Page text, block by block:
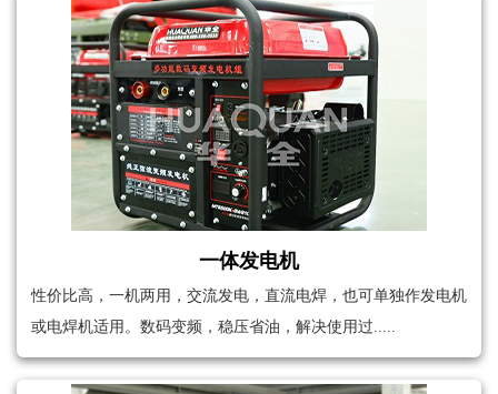
一体发电机
性价比高，一机两用，交流发电，直流电焊，也可单独作发电机
或电焊机适用。数码变频，稳压省油，解决使用过.....